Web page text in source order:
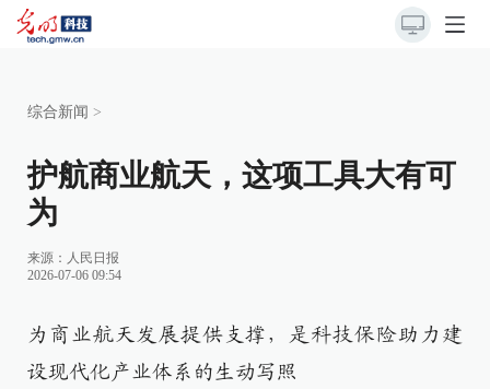
综合新闻 >
护航商业航天，这项工具大有可
为
来源： 人民日报
2026-07-06 09:54
为商业航天发展提供支撑，是科技保险助力建
设现代化产业体系的生动写照